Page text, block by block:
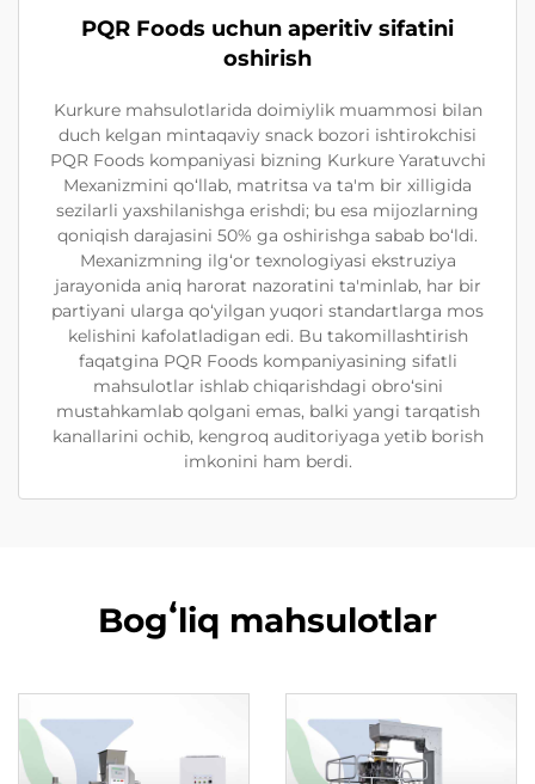
PQR Foods uchun aperitiv sifatini
oshirish
Kurkure mahsulotlarida doimiylik muammosi bilan
duch kelgan mintaqaviy snack bozori ishtirokchisi
PQR Foods kompaniyasi bizning Kurkure Yaratuvchi
Mexanizmini qo‘llab, matritsa va ta'm bir xilligida
sezilarli yaxshilanishga erishdi; bu esa mijozlarning
qoniqish darajasini 50% ga oshirishga sabab bo‘ldi.
Mexanizmning ilg‘or texnologiyasi ekstruziya
jarayonida aniq harorat nazoratini ta'minlab, har bir
partiyani ularga qo‘yilgan yuqori standartlarga mos
kelishini kafolatladigan edi. Bu takomillashtirish
faqatgina PQR Foods kompaniyasining sifatli
mahsulotlar ishlab chiqarishdagi obro‘sini
mustahkamlab qolgani emas, balki yangi tarqatish
kanallarini ochib, kengroq auditoriyaga yetib borish
imkonini ham berdi.
Bogʻliq mahsulotlar